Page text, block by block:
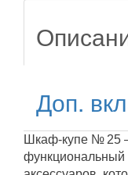
Доп.
Шкаф-купе № 25
функциональный